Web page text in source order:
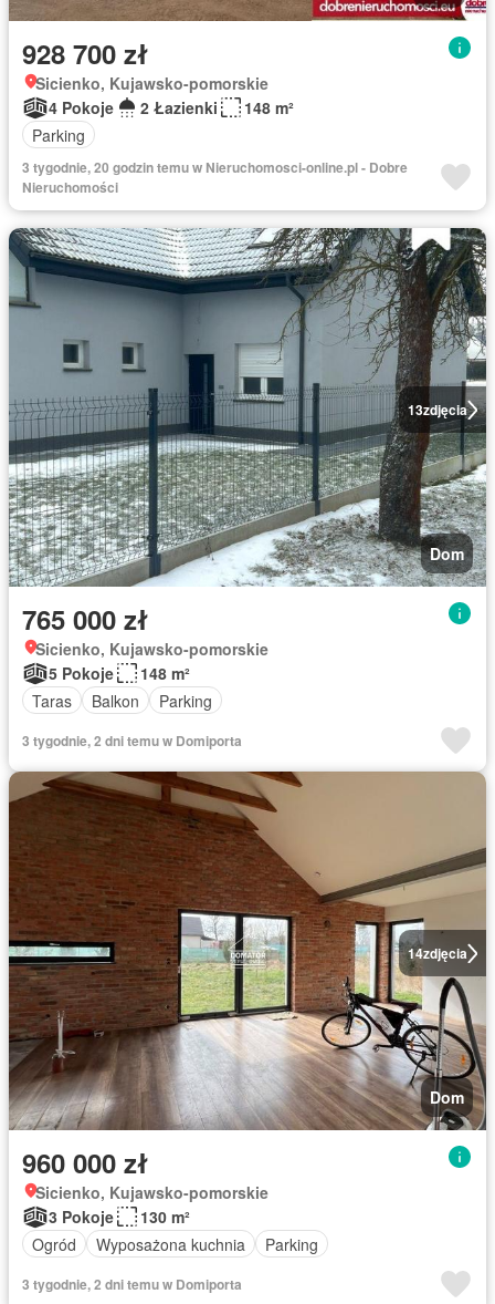
928 700 zł
Sicienko, Kujawsko-pomorskie
4 Pokoje
2 Łazienki
148 m²
Parking
3 tygodnie, 20 godzin temu w Nieruchomosci-online.pl - Dobre
Nieruchomości
13zdjęcia
Dom
765 000 zł
Sicienko, Kujawsko-pomorskie
5 Pokoje
148 m²
Taras
Balkon Parking
3 tygodnie, 2 dni temu w Domiporta
14zdjęcia
Dom
960 000 zł
Sicienko, Kujawsko-pomorskie
3 Pokoje
130 m²
Ogród
Wyposażona kuchnia Parking
3 tygodnie, 2 dni temu w Domiporta